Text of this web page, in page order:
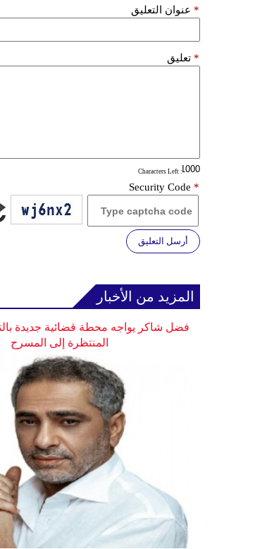
عنوان التعليق *
تعليق *
: Characters Left
Security Code *
أرسل التعليق
المزيد من الأخبار
فضل شاكر يواجه محطة قضائية جديدة
المنتظرة إلى المسرح